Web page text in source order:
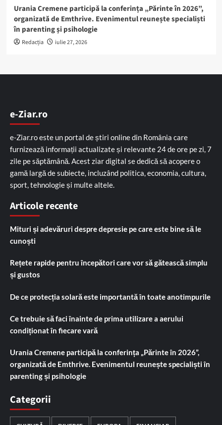
Urania Cremene participă la conferința „Părinte în 2026”,
organizată de Emthrive. Evenimentul reunește specialiști
în parenting și psihologie
Redacția iulie 27, 2026
e-Ziar.ro
e-Ziar.ro este un portal de știri online din România care
furnizează informații actualizate și relevante 24 de ore pe zi, 7
zile pe săptămână. Acest ziar digital se dedică să acopere o
gamă largă de subiecte, incluzând politica, economia, cultura,
sport, tehnologie și multe altele.
Articole recente
Mituri și adevăruri despre depresie pe care este bine să le
cunoști
Rețete rapide pentru începători care vor să gătească simplu
și gustos
De ce protecția solară este importantă în toate anotimpurile
Ce trebuie să faci înainte de prima utilizare a aerului
condiționat în fiecare vară
Urania Cremene participă la conferința „Părinte în 2026”,
organizată de Emthrive. Evenimentul reunește specialiști în
parenting și psihologie
Categorii